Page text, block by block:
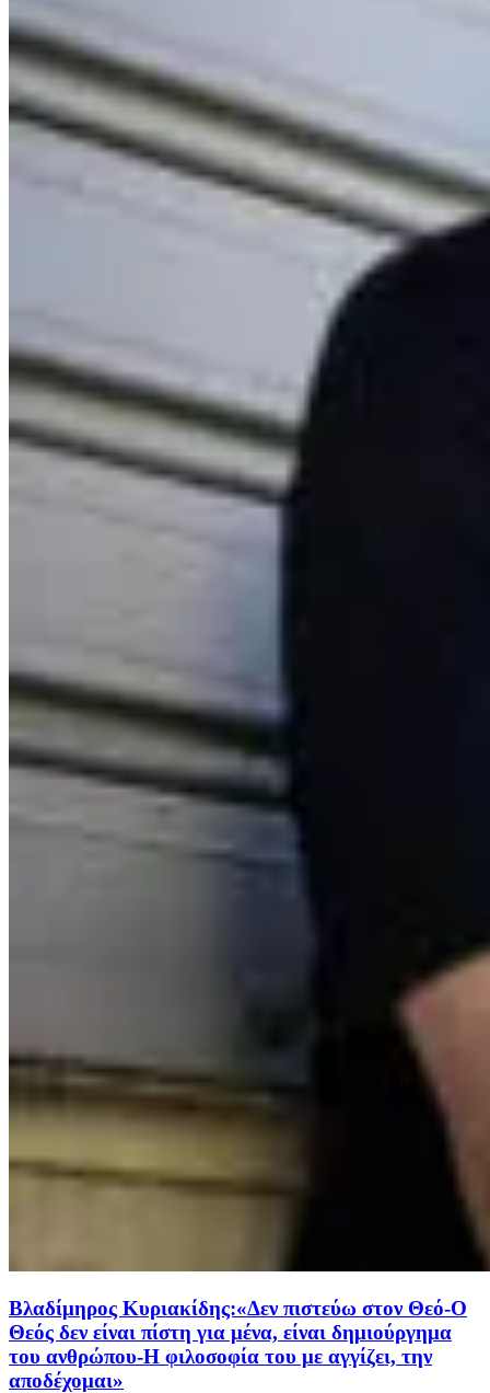
Βλαδίμηρος Κυριακίδης:«Δεν πιστεύω στον Θεό-Ο
Θεός δεν είναι πίστη για μένα, είναι δημιούργημα
του ανθρώπου-Η φιλοσοφία του με αγγίζει, την
αποδέχομαι»